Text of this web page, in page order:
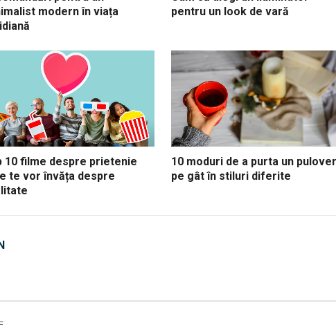
modern în viața
pentru un look de vară
10 filme despre prietenie
te vor învăța despre
10 moduri de a purta un pulover
pe gât în stiluri diferite